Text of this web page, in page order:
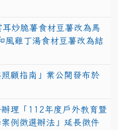
炒脆薯食材豆薯改為馬
雞丁湯食材豆薯改為結
顧指南」業公開發布於
理「112年度戶外教育暨
例徵選辦法」延長徵件